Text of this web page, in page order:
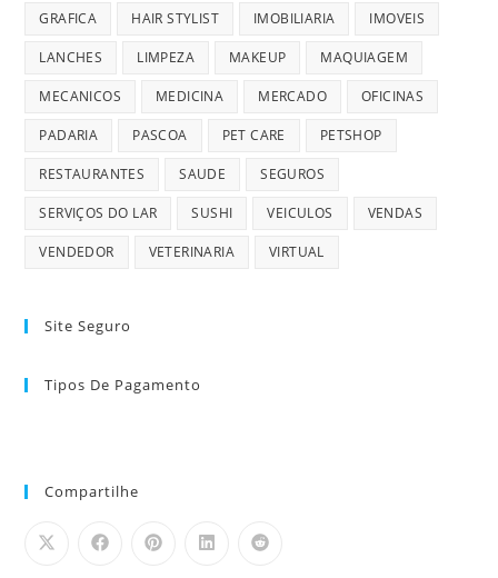
GRAFICA HAIR STYLIST IMOBILIARIA IMOVEIS
LANCHES LIMPEZA MAKEUP MAQUIAGEM
MECANICOS MEDICINA MERCADO OFICINAS
PADARIA PASCOA PET CARE PETSHOP
RESTAURANTES SAUDE SEGUROS
SERVIÇOS DO LAR SUSHI VEICULOS VENDAS
VENDEDOR VETERINARIA VIRTUAL
Site Seguro
Tipos De Pagamento
Compartilhe